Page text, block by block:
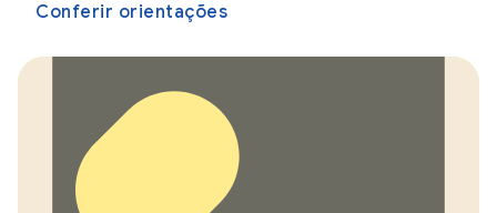
Conferir orientações